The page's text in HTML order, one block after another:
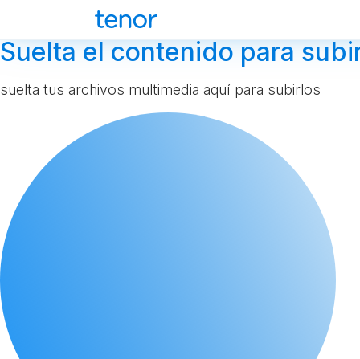
Suelta el contenido para
suelta tus archivos multimedia aquí para subirlos